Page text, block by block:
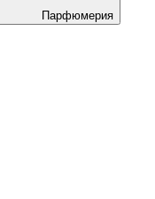
Парфюмерия